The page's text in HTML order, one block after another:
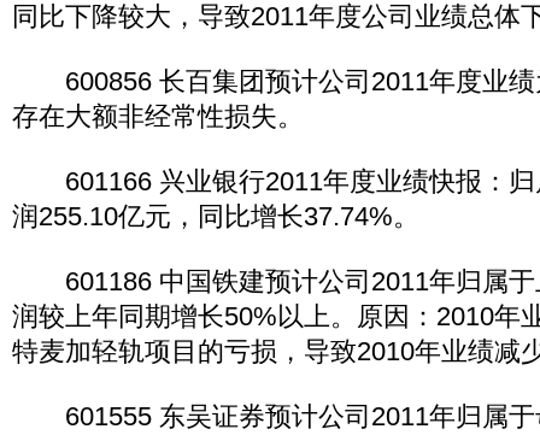
同比下降较大，导致2011年度公司业绩总体
600856 长百集团预计公司2011年度业绩
存在大额非经常性损失。
601166 兴业银行2011年度业绩快报：归
润255.10亿元，同比增长37.74%。
601186 中国铁建预计公司2011年归属于
润较上年同期增长50%以上。原因：2010年
特麦加轻轨项目的亏损，导致2010年业绩减
601555 东吴证券预计公司2011年归属于